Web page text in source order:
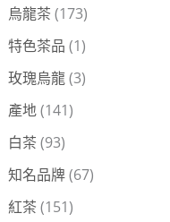
烏龍茶 (173)
特色茶品 (1)
玫瑰烏龍(3)
產地(141)
白茶 (93)
知名品牌(67)
紅茶 (151)